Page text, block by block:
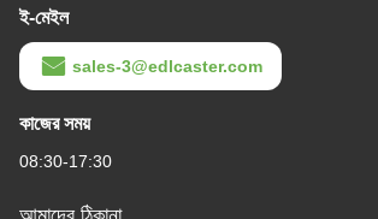
ই-মেইল
sales-3@edlcaster.com
কাজের সময়
08:30-17:30